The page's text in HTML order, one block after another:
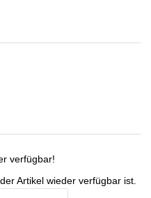
verfügbar!
Artikel wieder verfügbar ist.